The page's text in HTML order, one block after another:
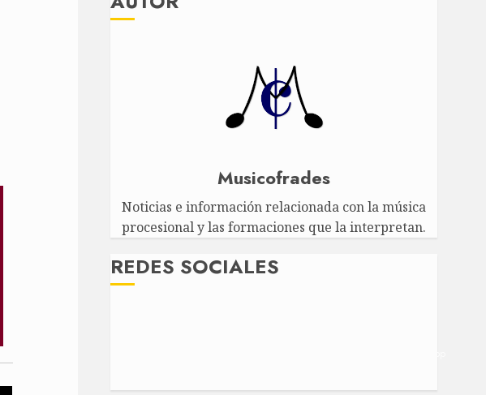
Musicofrades
Noticias e información relacionada con la música
procesional y las formaciones que la interpretan.
REDES SOCIALES